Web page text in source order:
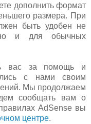
дополнить формат
размера. При
быть удобен не
но и для обычных
вас за помощь и
с нами своим
Мы продолжаем
сообщать вам о
AdSense вы
центре.